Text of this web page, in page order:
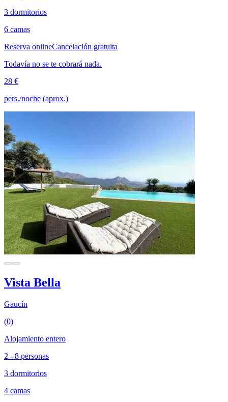
3 dormitorios
6 camas
Reserva onlineCancelación gratuita
Todavía no se te cobrará nada.
28 €
pers./noche (aprox.)
Vista Bella
Gaucín
(0)
Alojamiento entero
2 - 8 personas
3 dormitorios
4 camas